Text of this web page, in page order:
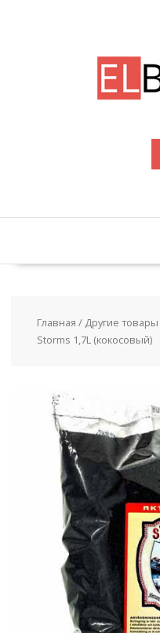
Главная / Другие товары
Storms 1,7L (кокосовый)